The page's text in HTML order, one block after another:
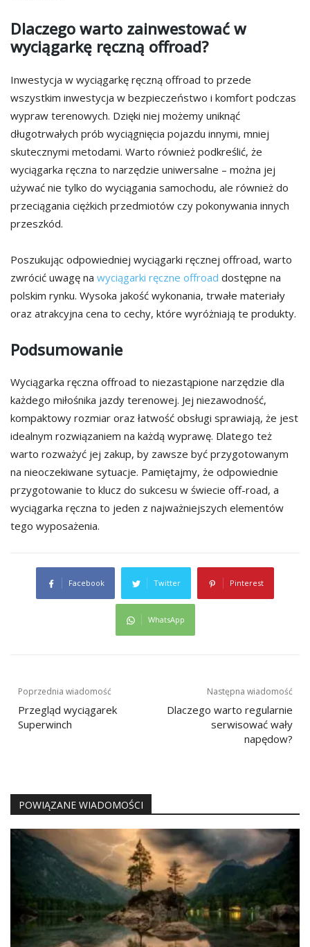
Dlaczego warto zainwestować w
wyciągarkę ręczną offroad?
Inwestycja w wyciągarkę ręczną offroad to przede
wszystkim inwestycja w bezpieczeństwo i komfort podczas
wypraw terenowych. Dzięki niej możemy uniknąć
długotrwałych prób wyciągnięcia pojazdu innymi, mniej
skutecznymi metodami. Warto również podkreślić, że
wyciągarka ręczna to narzędzie uniwersalne – można jej
używać nie tylko do wyciągania samochodu, ale również do
przeciągania ciężkich przedmiotów czy pokonywania innych
przeszkód.
Poszukując odpowiedniej wyciągarki ręcznej offroad, warto
zwrócić uwagę na wyciągarki ręczne offroad dostępne na
polskim rynku. Wysoka jakość wykonania, trwałe materiały
oraz atrakcyjna cena to cechy, które wyróżniają te produkty.
Podsumowanie
Wyciągarka ręczna offroad to niezastąpione narzędzie dla
każdego miłośnika jazdy terenowej. Jej niezawodność,
kompaktowy rozmiar oraz łatwość obsługi sprawiają, że jest
idealnym rozwiązaniem na każdą wyprawę. Dlatego też
warto rozważyć jej zakup, by zawsze być przygotowanym
na nieoczekiwane sytuacje. Pamiętajmy, że odpowiednie
przygotowanie to klucz do sukcesu w świecie off-road, a
wyciągarka ręczna to jeden z najważniejszych elementów
tego wyposażenia.
Facebook Twitter Pinterest
WhatsApp
Nawigacja
wpisu
Poprzednia wiadomość
Przegląd wyciągarek
Superwinch
Następna wiadomość
Dlaczego warto regularnie
serwisować wały
napędow?
POWIĄZANE WIADOMOŚCI